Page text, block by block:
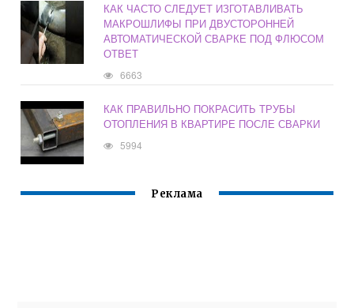
КАК ЧАСТО СЛЕДУЕТ ИЗГОТАВЛИВАТЬ
МАКРОШЛИФЫ ПРИ ДВУСТОРОННЕЙ
АВТОМАТИЧЕСКОЙ СВАРКЕ ПОД ФЛЮСОМ
ОТВЕТ
6663
КАК ПРАВИЛЬНО ПОКРАСИТЬ ТРУБЫ
ОТОПЛЕНИЯ В КВАРТИРЕ ПОСЛЕ СВАРКИ
5994
Реклама